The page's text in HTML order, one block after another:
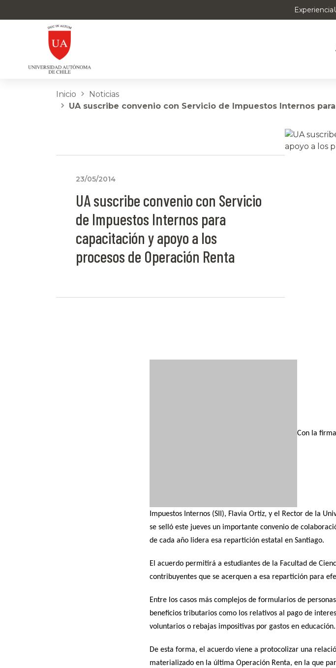
Inicio
Noticias
UA suscribe convenio con Servicio de Impuestos Internos
23/05/2014
UA suscribe convenio con Servicio
de Impuestos Internos para
capacitación y apoyo a los
procesos de Operación Renta
Con la
Impuestos Internos (SII), Flavia Ortiz, y el Rector de la
se selló este jueves un importante convenio de
de cada año lidera esa repartición estatal en Santiago.
El acuerdo permitirá a estudiantes de la Facultad de
contribuyentes que se acerquen a esa repartición para
Entre los casos más complejos de formularios de
beneficios tributarios como los relativos al pago de
voluntarios o rebajas impositivas por gastos en educación.
De esta forma, el acuerdo viene a protocolizar una
materializado en la última Operación Renta, en la que